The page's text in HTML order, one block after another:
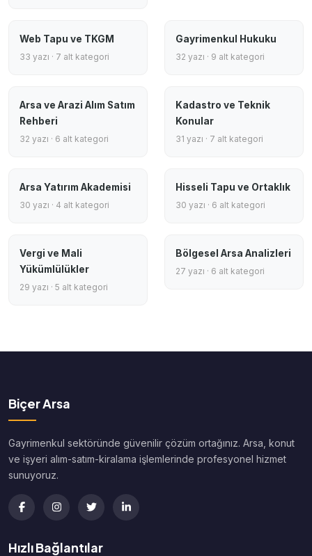
Web Tapu ve TKGM
33 yazı · 7 alt kategori
Gayrimenkul Hukuku
32 yazı · 9 alt kategori
Arsa ve Arazi Alım Satım
Rehberi
32 yazı · 6 alt kategori
Kadastro ve Teknik
Konular
31 yazı · 7 alt kategori
Arsa Yatırım Akademisi
30 yazı · 4 alt kategori
Hisseli Tapu ve Ortaklık
30 yazı · 6 alt kategori
Vergi ve Mali
Yükümlülükler
29 yazı · 5 alt kategori
Bölgesel Arsa Analizleri
27 yazı · 6 alt kategori
Biçer Arsa
Gayrimenkul sektöründe güvenilir çözüm ortağınız. Arsa, konut
ve işyeri alım-satım-kiralama işlemlerinde profesyonel hizmet
sunuyoruz.
Hızlı Bağlantılar